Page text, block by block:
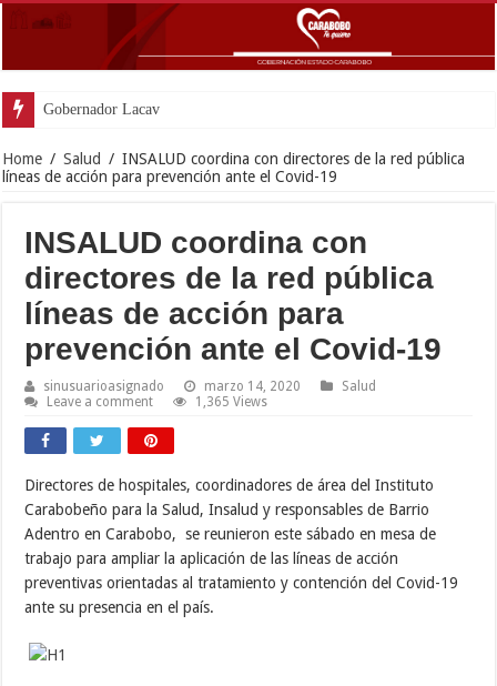
Gobernador Lacava y alcaldesa Riera supervisaron avances
Home / Salud / INSALUD coordina con directores de la red pública
líneas de acción para prevención ante el Covid-19
INSALUD coordina con
directores de la red pública
líneas de acción para
prevención ante el Covid-19
sinusuarioasignado marzo 14, 2020
Salud
Leave a comment
1,365 Views
Directores de hospitales, coordinadores de área del Instituto
Carabobeño para la Salud, Insalud y responsables de Barrio
Adentro en Carabobo, se reunieron este sábado en mesa de
trabajo para ampliar la aplicación de las líneas de acción
preventivas orientadas al tratamiento y contención del Covid-19
ante su presencia en el país.